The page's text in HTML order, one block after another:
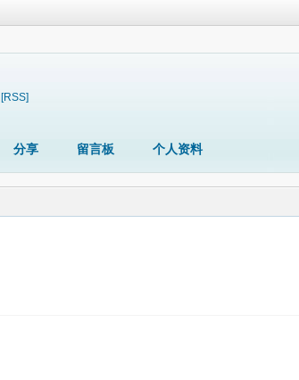
[RSS]
分享 留言板 个人资料